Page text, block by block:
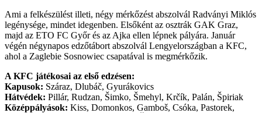
Ami a felkészülést illeti, négy mérkőzést abszolvál Radványi Miklós
legénysége, mindet idegenben. Elsőként az osztrák GAK Graz,
majd az ETO FC Győr és az Ajka ellen lépnek pályára. Január
végén négynapos edzőtábort abszolvál Lengyelországban a KFC,
ahol a Zaglebie Sosnowiec csapatával is megmérkőzik.
A KFC játékosai az első edzésen:
Kapusok: Száraz, Dlubáč, Gyurákovics
Hátvédek: Pillár, Rudzan, Šimko, Šmehyl, Krčík, Palán, Špiriak
Középpályások: Kiss, Domonkos, Gamboš, Csóka, Pastorek,